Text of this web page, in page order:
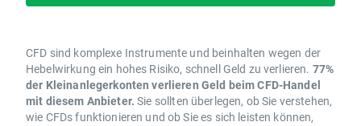
CFD sind komplexe Instrumente und beinhalten wegen der
Hebelwirkung ein hohes Risiko, schnell Geld zu verlieren. 77%
der Kleinanlegerkonten verlieren Geld beim CFD-Handel
mit diesem Anbieter. Sie sollten überlegen, ob Sie verstehen,
wie CFDs funktionieren und ob Sie es sich leisten können,